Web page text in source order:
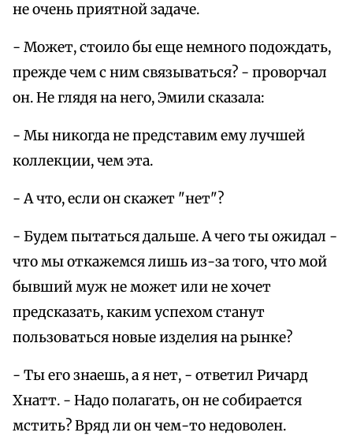
не очень приятной задаче.
- Может, стоило бы еще немного подождать,
прежде чем с ним связываться? - проворчал
он. Не глядя на него, Эмили сказала:
- Мы никогда не представим ему лучшей
коллекции, чем эта.
- А что, если он скажет "нет"?
- Будем пытаться дальше. А чего ты ожидал -
что мы откажемся лишь из-за того, что мой
бывший муж не может или не хочет
предсказать, каким успехом станут
пользоваться новые изделия на рынке?
- Ты его знаешь, а я нет, - ответил Ричард
Хнатт. - Надо полагать, он не собирается
мстить? Вряд ли он чем-то недоволен.